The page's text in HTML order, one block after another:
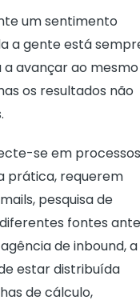
um sentimento
a gente está
avançar ao mesmo
os resultados não
se em processos
prática, requerem
pesquisa de
fontes
de inbound, a
estar distribuída
de cálculo,